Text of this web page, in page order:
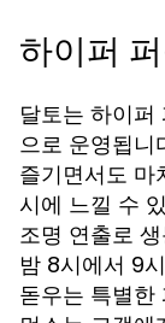
하이퍼
달토는 하이
으로 운영됩니
즐기면서도 마
시에 느낄 수
조명 연출로
밤 8시에서 9
돋우는 특별한